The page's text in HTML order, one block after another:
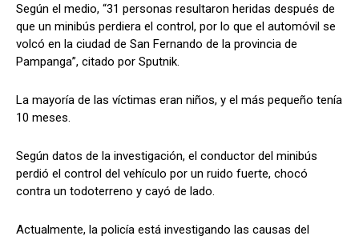
Según el medio, “31 personas resultaron heridas después de
que un minibús perdiera el control, por lo que el automóvil se
volcó en la ciudad de San Fernando de la provincia de
Pampanga”, citado por Sputnik.
La mayoría de las víctimas eran niños, y el más pequeño tenía
10 meses.
Según datos de la investigación, el conductor del minibús
perdió el control del vehículo por un ruido fuerte, chocó
contra un todoterreno y cayó de lado.
Actualmente, la policía está investigando las causas del